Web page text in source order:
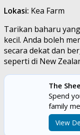
Lokasi: Kea Farm
Tarikan baharu
kecil. Anda boleh
secara dekat dan
seperti di New
The
Spend
family
View